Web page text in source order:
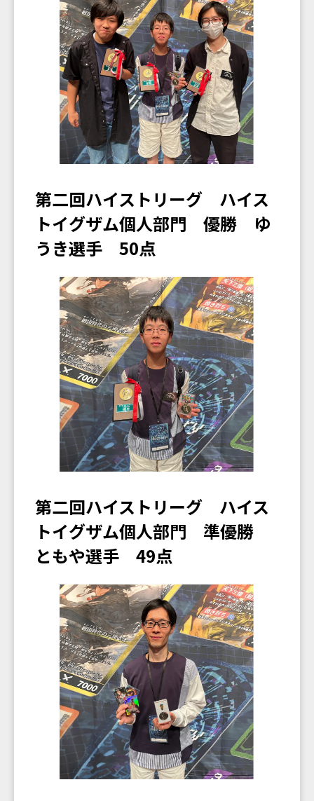
第二回ハイストリーグ ハイス
トイグザム個人部門 優勝 ゆ
うき選手 50点
第二回ハイストリーグ ハイス
トイグザム個人部門 準優勝
ともや選手 49点